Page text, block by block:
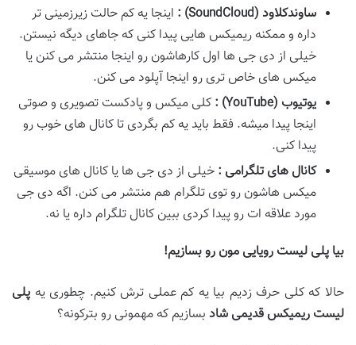
ساوندکلاود (SoundCloud)
: اینجا یه کم حالت زیرزمینی تر
داره و ممکنه ریمیکس هایی پیدا کنی که جاهای دیگه نیستن.
خیلی از دی جی ها اول کارهاشون رو اینجا منتشر می کنن یا
میکس های خاص تری رو اینجا آپلود می کنن.
یوتیوب (YouTube)
: کلی میکس و پادکست تصویری و صوتی
اینجا پیدا میشه. فقط باید یه کم بگردی تا کانال های خوب رو
پیدا کنی.
کانال های تلگرامی : خیلی از دی جی ها یا کانال های موسیقی
میکس هاشون رو توی تلگرام هم منتشر می کنن. اگه دی جی
مورد علاقه ات رو پیدا کردی ببین کانال تلگرام داره یا نه.
بیا پلی لیست رویایی مون رو بسازیم!
حالا که کلی حرف زدیم بیا یه کم عملی ترش کنیم. چطوری یه پلی
لیست ریمیکس قدیمی شاد بسازیم که مهمونی رو بترکونه؟